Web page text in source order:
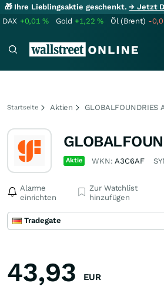
🎁 Ihre Lieblingsaktie geschenkt.→ Jetzt
DAX +0,01% Gold +1,22% Öl (Brent) -
Startseite Aktien GLOBALFOUNDRIES
Aktie WKN:A3C6AF
Alarme
einrichten
Zur Watchlist
hinzufügen
Tradegate
43,93 EUR